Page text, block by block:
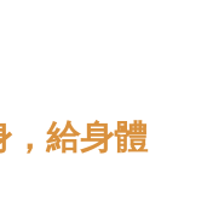
，給身體